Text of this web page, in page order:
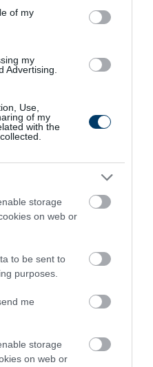
of my
my
Advertising.
Use,
of my
with the
storage
on web or
to be sent to
purposes.
me
storage
on web or
Off After The First